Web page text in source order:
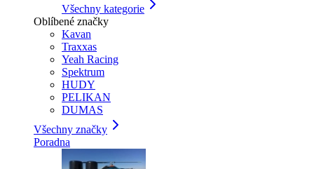
Všechny kategorie
Oblíbené značky
Kavan
Traxxas
Yeah Racing
Spektrum
HUDY
PELIKAN
DUMAS
Všechny značky
Poradna